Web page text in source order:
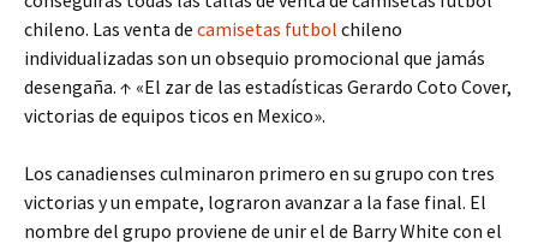
chileno. Las venta de camisetas futbol chileno
individualizadas son un obsequio promocional que jamás
desengaña. ↑ «El zar de las estadísticas Gerardo Coto Cover,
victorias de equipos ticos en Mexico».
Los canadienses culminaron primero en su grupo con tres
victorias y un empate, lograron avanzar a la fase final. El
nombre del grupo proviene de unir el de Barry White con el